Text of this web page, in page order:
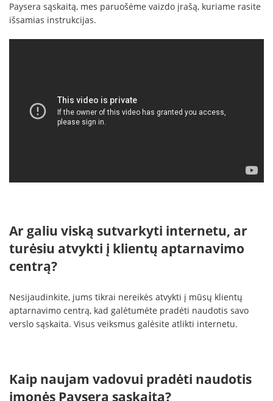
Paysera sąskaitą, mes paruošėme vaizdo įrašą, kuriame rasite
išsamias instrukcijas.
Ar galiu viską sutvarkyti internetu, ar
turėsiu atvykti į klientų aptarnavimo
centrą?
Nesijaudinkite, jums tikrai nereikės atvykti į mūsų klientų
aptarnavimo centrą, kad galėtumėte pradėti naudotis savo
verslo sąskaita. Visus veiksmus galėsite atlikti internetu.
Kaip naujam vadovui pradėti naudotis
įmonės Paysera sąskaita?